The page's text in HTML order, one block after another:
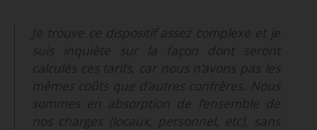
Je trouve ce dispositif assez complexe et je
suis inquiète sur la façon dont seront
calculés ces tarifs, car nous n’avons pas les
mêmes coûts que d’autres confrères. Nous
sommes en absorption de l’ensemble de
nos charges (locaux, personnel, etc), sans